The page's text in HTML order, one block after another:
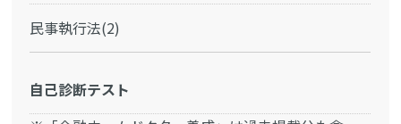
民事執行法(2)
自己診断テスト